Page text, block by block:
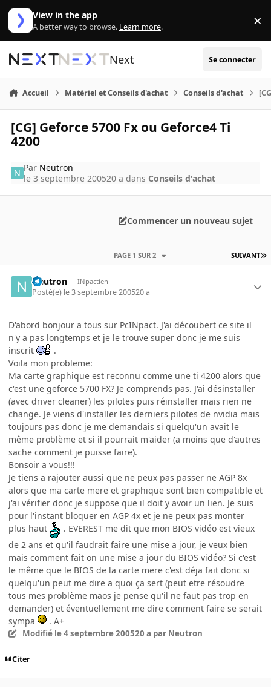
Aller au contenu
View in the app
A better way to browse. Learn more. ×
Next Se connecter
Accueil Matériel et Conseils d'achat Conseils d'achat
[CG] Geforce 5700 Fx ou Geforce4 Ti
4200
Par Neutron
le 3 septembre 200520 a dans Conseils d'achat
Commencer un nouveau sujet
SUIVANT
PAGE 1 SUR 2
Neutron INpactien
Posté(e) le 3 septembre 200520 a
D'abord bonjour a tous sur PcINpact. J'ai découbert ce site il
n'y a pas longtemps et je le trouve super donc je me suis
inscrit
.
Voila mon probleme:
Ma carte graphique est reconnu comme une ti 4200 alors que
c'est une geforce 5700 FX? Je comprends pas. J'ai désinstaller
(avec driver cleaner) les pilotes puis réinstaller mais rien ne
change. Je viens d'installer les derniers pilotes de nvidia mais
toujours pas donc je me demandais si quelqu'un avait le
même problème et si il pourrait m'aider (a moins que d'autres
sache comment je puisse faire).
Bonsoir a vous!!!
Je tiens a rajouter aussi que ne peux pas passer ne AGP 8x
alors que ma carte mere et graphique sont bien compatible et
j'ai vérifier donc je suppose que il doit y avoir un lien. Je suis
pour l'instant bloquer en AGP 4x et je ne peux pas monter
plus haut
. EVEREST me dit que mon BIOS vidéo est vieux
de 2 ans et qu'il faudrait faire une mise a jour, je veux bien
mais comment fait on une mise a jour du BIOS vidéo? Si c'est
le même que le BIOS de la carte mere c'est déja fait donc si
quelqu'un peut me dire a quoi ça sert (peut etre résoudre
tous mes problème maos je pense qu'il ne faut pas trop en
demander) et éventuellement me dire comment faire se serait
sympa
. A+
Modifié le 4 septembre 200520 a par Neutron
Citer